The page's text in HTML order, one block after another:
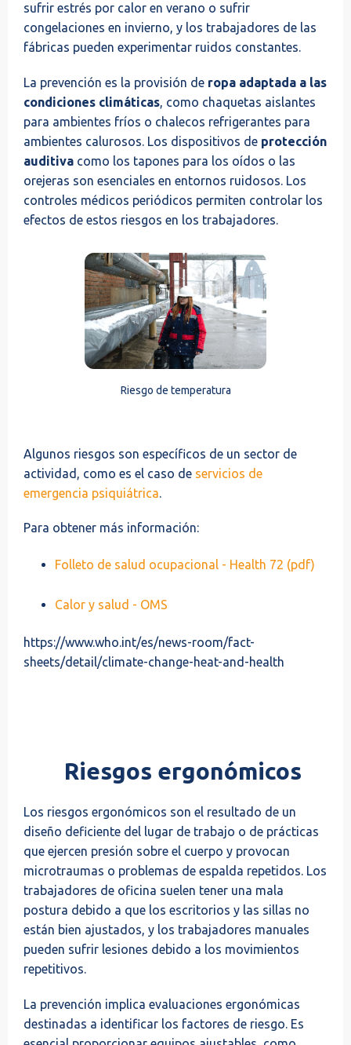
sufrir estrés por calor en verano o sufrir
congelaciones en invierno, y los trabajadores de las
fábricas pueden experimentar ruidos constantes.
La prevención es la provisión de ropa adaptada a las
condiciones climáticas , como chaquetas aislantes
para ambientes fríos o chalecos refrigerantes para
ambientes calurosos. Los dispositivos de protección
auditiva como los tapones para los oídos o las
orejeras son esenciales en entornos ruidosos. Los
controles médicos periódicos permiten controlar los
efectos de estos riesgos en los trabajadores.
Riesgo de temperatura
Algunos riesgos son específicos de un sector de
actividad, como es el caso de servicios de
emergencia psiquiátrica.
Para obtener más información:
Folleto de salud ocupacional - Health 72 (pdf)
Calor y salud - OMS
https://www.who.int/es/news-room/fact-
sheets/detail/climate-change-heat-and-health
Riesgos ergonómicos
Los riesgos ergonómicos son el resultado de un
diseño deficiente del lugar de trabajo o de prácticas
que ejercen presión sobre el cuerpo y provocan
microtraumas o problemas de espalda repetidos. Los
trabajadores de oficina suelen tener una mala
postura debido a que los escritorios y las sillas no
están bien ajustados, y los trabajadores manuales
pueden sufrir lesiones debido a los movimientos
repetitivos.
La prevención implica evaluaciones ergonómicas
destinadas a identificar los factores de riesgo. Es